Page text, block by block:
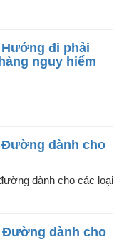
Hướng đi phải
nguy hiểm
Đường dành cho
dành cho các loại
Đường dành cho